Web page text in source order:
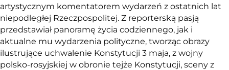
artystycznym komentatorem wydarzeń z ostatnich lat
niepodległej Rzeczpospolitej. Z reporterską pasją
przedstawiał panoramę życia codziennego, jak i
aktualne mu wydarzenia polityczne, tworząc obrazy
ilustrujące uchwalenie Konstytucji 3 maja, z wojny
polsko-rosyjskiej w obronie tejże Konstytucji, sceny z